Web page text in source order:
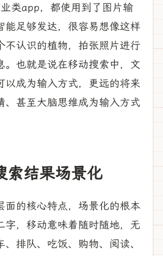
类app，都使用到了图片输
能足够发达，很容易想像这样
不认识的植物，拍张照片进行
。也就是说在移动搜索中，文
以成为输入方式，更远的将来
、甚至大脑思维成为输入方式
索结果场景化
面的核心特点，场景化的根本
字，移动意味着随时随地，无
排队、吃饭、购物、阅读、